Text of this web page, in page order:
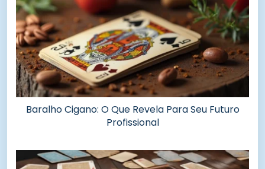
Baralho Cigano: O Que Revela Para Seu Futuro
Profissional